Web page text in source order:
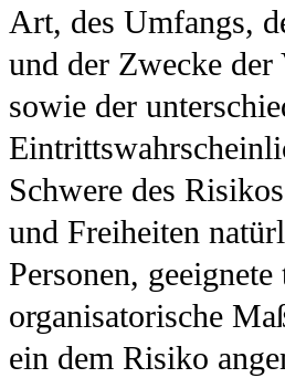
Art, des Umfangs,
und der Zwecke der
sowie der
Schwere des
und Freiheiten
Personen,
organisatorische
ein dem Risiko